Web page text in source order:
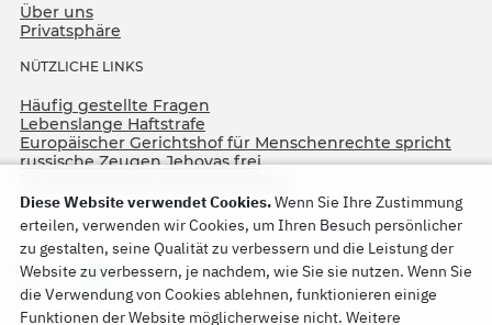
Über uns
Privatsphäre
NÜTZLICHE LINKS
Häufig gestellte Fragen
Lebenslange Haftstrafe
Europäischer Gerichtshof für Menschenrechte spricht
russische Zeugen Jehovas frei
Diese Website verwendet Cookies.Wenn Sie Ihre Zustimmung
erteilen, verwenden wir Cookies, um Ihren Besuch persönlicher
zu gestalten, seine Qualität zu verbessern und die Leistung der
Website zu verbessern, je nachdem, wie Sie sie nutzen. Wenn Sie
die Verwendung von Cookies ablehnen, funktionieren einige
Funktionen der Website möglicherweise nicht. Weitere